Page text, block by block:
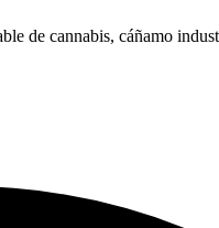
de cannabis, cáñamo